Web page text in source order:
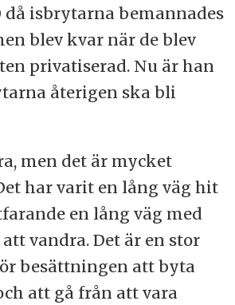
då isbrytarna bemannades
blev kvar när de blev
privatiserad. Nu är han
återigen ska bli
men det är mycket
har varit en lång väg hit
en lång väg med
vandra. Det är en stor
besättningen att byta
att gå från att vara